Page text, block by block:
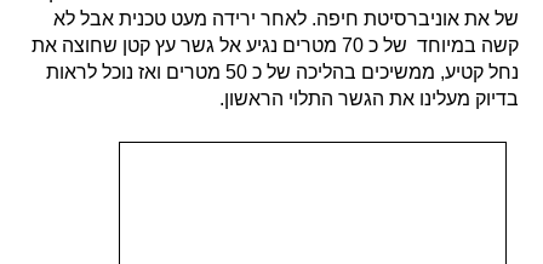
של את אוניברסיטת חיפה. לאחר ירידה מעט טכנית אבל לא
קשה במיוחד של כ 70 מטרים נגיע אל גשר עץ קטן שחוצה את
נחל קטיע, ממשיכים בהליכה של כ 50 מטרים ואז נוכל לראות
בדיוק מעלינו את הגשר התלוי הראשון.